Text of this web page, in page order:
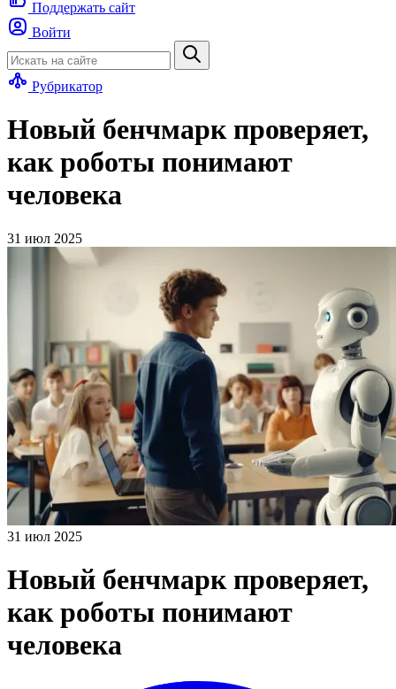
Поддержать сайт
Войти
Рубрикатор
Новый бенчмарк проверяет,
как роботы понимают
человека
31 июл 2025
31 июл 2025
Новый бенчмарк проверяет,
как роботы понимают
человека